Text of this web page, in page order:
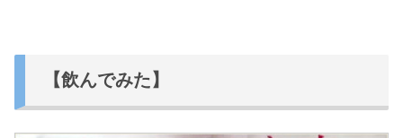
【飲んでみた】